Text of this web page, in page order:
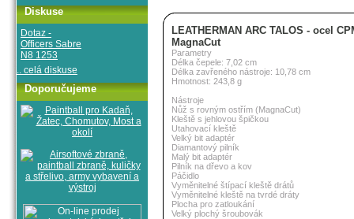
LEATHERMAN ARC TALOS - ocel
MagnaCut
Parametry
Délka čepele: 7,02 cm
Délka zavřeného nástroje: 10,78 cm
Hmotnost: 243,8 g
Nástroje
Nůž s rovným ostřím (MagnaCut)
Kleště s jehlovou špičkou
Utahovací kleště
Velký bit adaptér
Diamantový pilník
Malý bit adaptér
Pilník na dřevo a kov
Páčidlo
Vyměnitelné štípací kleště drátů
Vyměnitelné kleště na tvrdé dráty
Plocha pro zatloukání
Velký plochý šroubovák
Diskuse
Dotaz -
Officers Sabre
N8 1253
.. celá diskuse
Doporučujeme